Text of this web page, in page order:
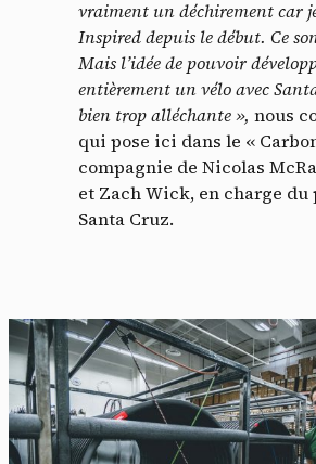
vraiment un déchirement car
Inspired depuis le début. Ce
Mais l’idée de pouvoir
entièrement un vélo avec
bien trop alléchante », nous
qui pose ici dans le «
compagnie de Nicolas
et Zach Wick, en charge du
Santa Cruz.